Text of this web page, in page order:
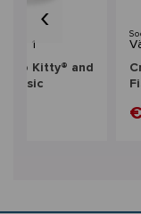
: 1
Kitty® and
‹